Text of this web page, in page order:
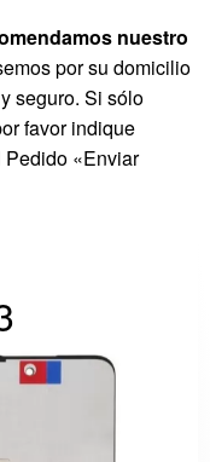
nuestro
por su domicilio
seguro. Si sólo
favor indique
«Enviar